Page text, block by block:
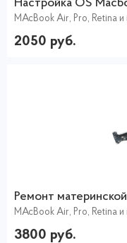
Настройка ОS
MAcBook Air, Pro, Retina и
2050 руб.
Ремонт
MAcBook Air, Pro, Retina и
3800 руб.